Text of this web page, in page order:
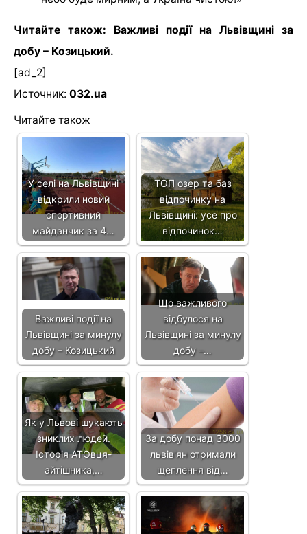
Читайте також: Важливі події на Львівщині за
добу – Козицький.
[ad_2]
Источник: 032.ua
Читайте також
У селі на Львівщині
відкрили новий
спортивний
майданчик за 4…
ТОП озер та баз
відпочинку на
Львівщині: усе про
відпочинок…
Важливі події на
Львівщині за минулу
добу – Козицький
Що важливого
відбулося на
Львівщині за минулу
добу –…
Як у Львові шукають
зниклих людей.
Історія АТОвця-
айтішника,…
За добу понад 3000
львів'ян отримали
щеплення від…